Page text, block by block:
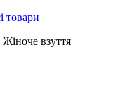
Жіноче взуття